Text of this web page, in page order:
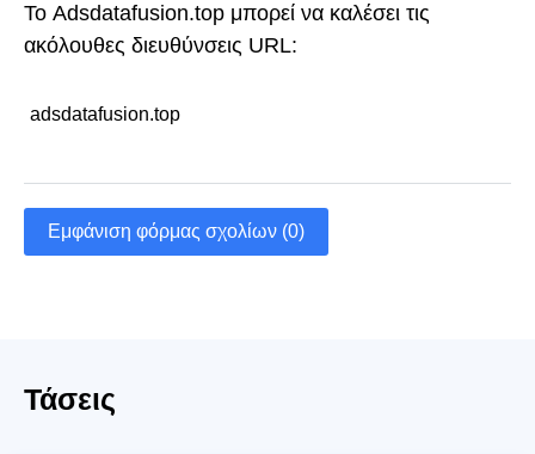
Το Adsdatafusion.top μπορεί να καλέσει τις
ακόλουθες διευθύνσεις URL:
adsdatafusion.top
Εμφάνιση φόρμας σχολίων (0)
Τάσεις